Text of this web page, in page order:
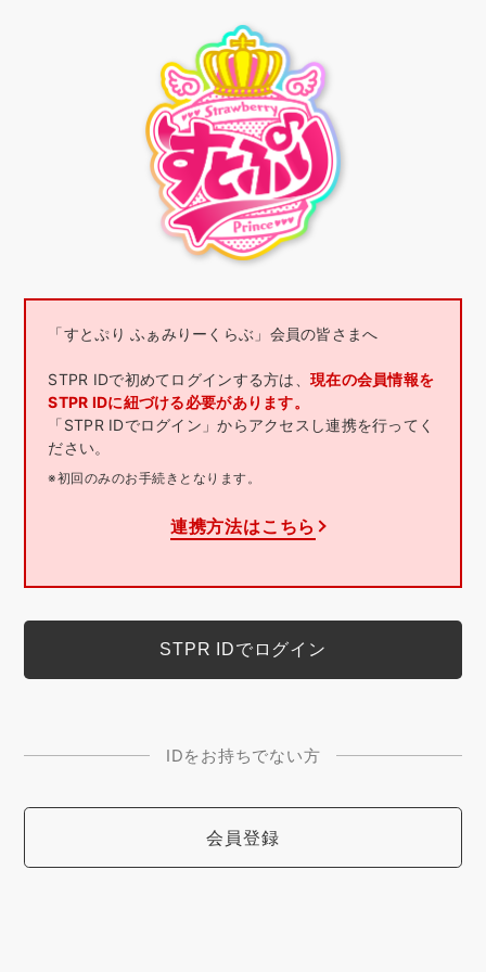
「すとぷり ふぁみりーくらぶ」会員の皆さまへ
STPR IDで初めてログインする方は、 現在の会員情報を
STPR IDに紐づける必要があります。
「STPR IDでログイン」からアクセスし連携を行ってく
ださい。
※初回のみのお手続きとなります。
連携方法はこちら
IDをお持ちでない方
会員登録